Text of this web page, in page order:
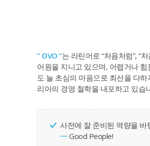
” OVO “는 라틴어로 “처음처럼”, “
어원을 지니고 있으며, 어렵거나 힘
도 늘 초심의 마음으로 최선을 다하
리아의 경영 철학을 내포하고 있습
사전에 잘 준비된 역량을 바
━Good People!